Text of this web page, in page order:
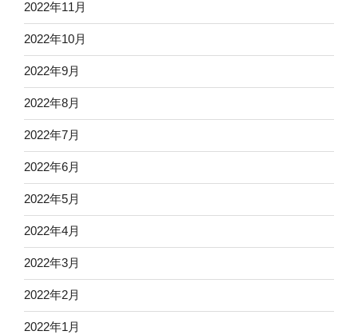
2022年11月
2022年10月
2022年9月
2022年8月
2022年7月
2022年6月
2022年5月
2022年4月
2022年3月
2022年2月
2022年1月